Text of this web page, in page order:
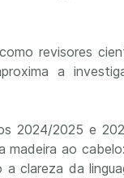
revisores
a
2025 e
madeira ao
a clareza da